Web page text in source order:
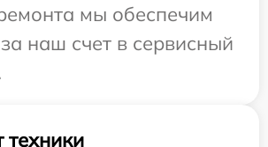
мы обеспечим
наш счет в сервисный
техники